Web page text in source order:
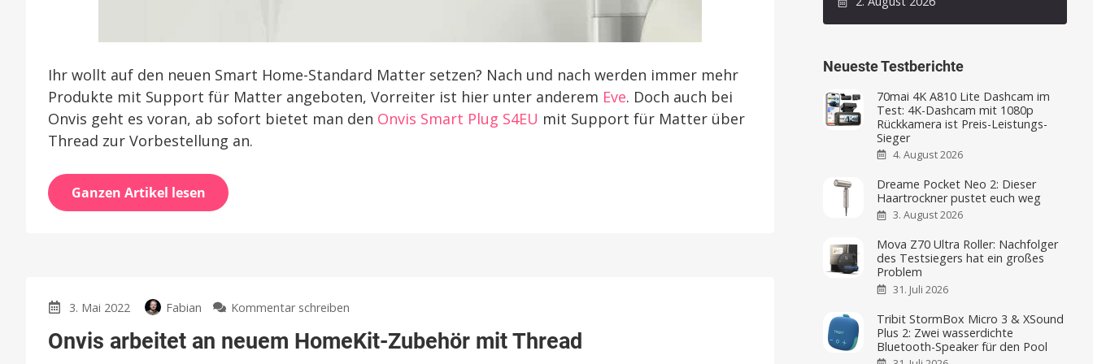
Ihr wollt auf den neuen Smart Home-Standard Matter setzen? Nach und nach werden immer mehr
Produkte mit Support für Matter angeboten, Vorreiter ist hier unter anderem Eve. Doch auch bei
Onvis geht es voran, ab sofort bietet man den Onvis Smart Plug S4EU mit Support für Matter über
Thread zur Vorbestellung an.
Ganzen Artikel lesen
3. Mai 2022 Fabian Kommentar schreiben
arbeitet
Onvis arbeitet an neuem HomeKit-Zubehör mit Thread
Neueste Testberichte
70mai 4K A810 Lite Dashcam im
Test: 4K-Dashcam mit 1080p
Rückkamera ist Preis-Leistungs-
Sieger
4. August 2026
Dreame Pocket Neo 2: Dieser
Haartrockner pustet euch weg
3. August 2026
Mova Z70 Ultra Roller: Nachfolger
des Testsiegers hat ein großes
Problem
31. Juli 2026
Tribit StormBox Micro 3 & XSound
Plus 2: Zwei wasserdichte
Bluetooth-Speaker für den Pool